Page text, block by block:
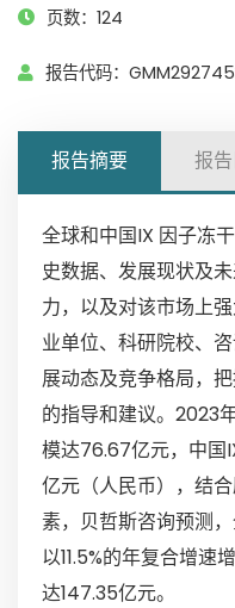
页数：124
报告代码：
报告摘要 报
全球和中国IX 因子冻
史数据、发展现状及
力，以及对该市场上
业单位、科研院校、
展动态及竞争格局，
的指导和建议。2023
模达76.67亿元，中国
亿元（人民币），结
素，贝哲斯咨询预测
以11.5%的年复合增速
达147.35亿元。